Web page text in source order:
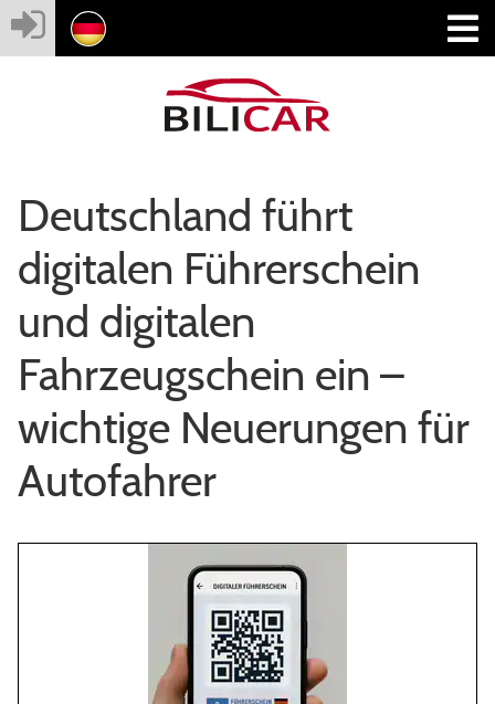
Deutschland führt
digitalen Führerschein
und digitalen
Fahrzeugschein ein –
wichtige Neuerungen für
Autofahrer